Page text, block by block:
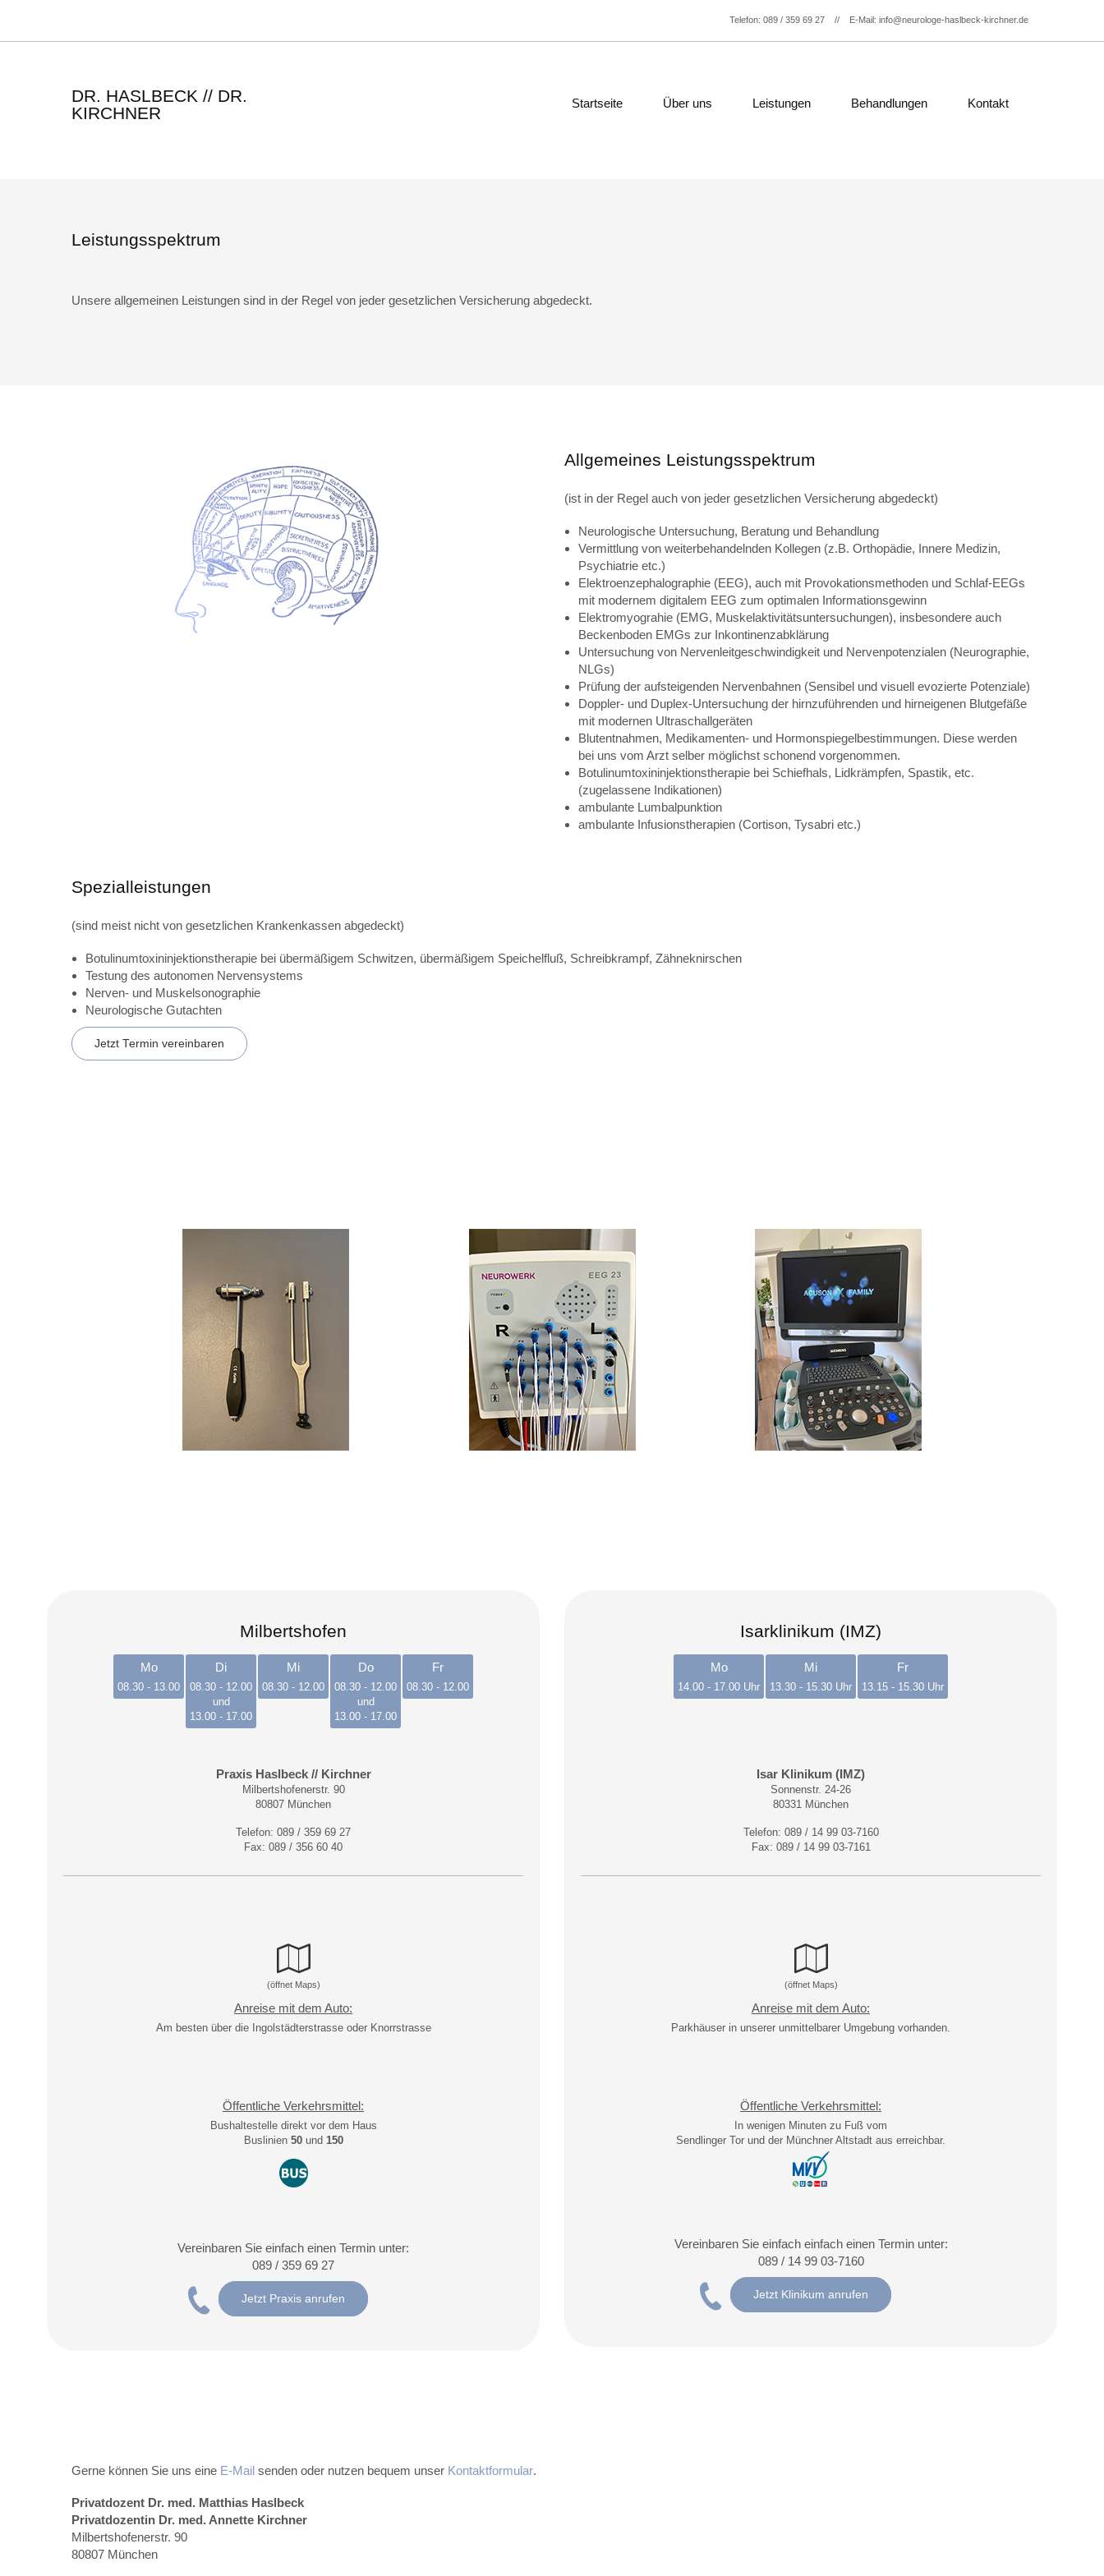
DR. HASLBECK // DR.
KIRCHNER
Startseite Über uns Leistungen Behandlungen Kontakt
Leistungsspektrum
Unsere allgemeinen Leistungen sind in der Regel von jeder gesetzlichen Versicherung abgedeckt.
Allgemeines Leistungsspektrum
(ist in der Regel auch von jeder gesetzlichen Versicherung abgedeckt)
Neurologische Untersuchung, Beratung und Behandlung
Vermittlung von weiterbehandelnden Kollegen (z.B. Orthopädie, Innere Medizin,
Psychiatrie etc.)
Elektroenzephalographie (EEG), auch mit Provokationsmethoden und Schlaf-EEGs
mit modernem digitalem EEG zum optimalen Informationsgewinn
Elektromyograhie (EMG, Muskelaktivitätsuntersuchungen), insbesondere auch
Beckenboden EMGs zur Inkontinenzabklärung
Untersuchung von Nervenleitgeschwindigkeit und Nervenpotenzialen (Neurographie,
NLGs)
Prüfung der aufsteigenden Nervenbahnen (Sensibel und visuell evozierte Potenziale)
Doppler- und Duplex-Untersuchung der hirnzuführenden und hirneigenen Blutgefäße
mit modernen Ultraschallgeräten
Blutentnahmen, Medikamenten- und Hormonspiegelbestimmungen. Diese werden
bei uns vom Arzt selber möglichst schonend vorgenommen.
Botulinumtoxininjektionstherapie bei Schiefhals, Lidkrämpfen, Spastik, etc.
(zugelassene Indikationen)
ambulante Lumbalpunktion
ambulante Infusionstherapien (Cortison, Tysabri etc.)
Spezialleistungen
(sind meist nicht von gesetzlichen Krankenkassen abgedeckt)
Botulinumtoxininjektionstherapie bei übermäßigem Schwitzen, übermäßigem Speichelfluß, Schreibkrampf, Zähneknirschen
Testung des autonomen Nervensystems
Nerven- und Muskelsonographie
Neurologische Gutachten
Jetzt Termin vereinbaren
Bilderleiste 3er Bild
Milbertshofen
Mo
08.30 - 13.00
Di
08.30 - 12.00
und
13.00 - 17.00
Mi
08.30 - 12.00
Do
08.30 - 12.00
und
13.00 - 17.00
Fr
08.30 - 12.00
Praxis Haslbeck // Kirchner
Milbertshofenerstr. 90
80807 München
Telefon: 089 / 359 69 27
Fax: 089 / 356 60 40
Anfahrt Praxis Milbertshofen
(öffnet Maps)
Anreise mit dem Auto:
Am besten über die Ingolstädterstrasse oder Knorrstrasse
Öffentliche Verkehrsmittel:
Bushaltestelle direkt vor dem Haus
Buslinien 50und 150
Abtstrasse
Vereinbaren Sie einfach einen Termin unter:
089 / 359 69 27
Jetzt Praxis anrufen
Isarklinikum (IMZ)
Mo
14.00 - 17.00 Uhr
Mi
13.30 - 15.30 Uhr
Fr
13.15 - 15.30 Uhr
Isar Klinikum (IMZ)
Sonnenstr. 24-26
80331 München
Telefon: 089 / 14 99 03-7160
Fax: 089 / 14 99 03-7161
Anfahrt Isarklinikum
(öffnet Maps)
Anreise mit dem Auto:
Parkhäuser in unserer unmittelbarer Umgebung vorhanden.
Öffentliche Verkehrsmittel:
In wenigen Minuten zu Fuß vom
Sendlinger Tor und der Münchner Altstadt aus erreichbar.
Route berechnen
Vereinbaren Sie einfach einfach einen Termin unter:
089 / 14 99 03-7160
Jetzt Klinikum anrufen
Gerne können Sie uns eine E-Mail senden oder nutzen bequem unser Kontaktformular.
Privatdozent Dr. med. Matthias Haslbeck
Privatdozentin Dr. med. Annette Kirchner
Milbertshofenerstr. 90
80807 München